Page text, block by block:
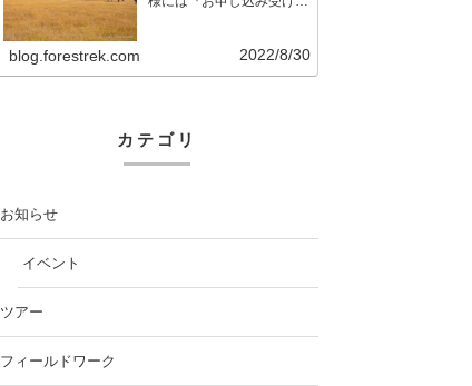
blog.forestrek.com 2022/8/30
カテゴリ
お知らせ
イベント
ツアー
フィールドワーク